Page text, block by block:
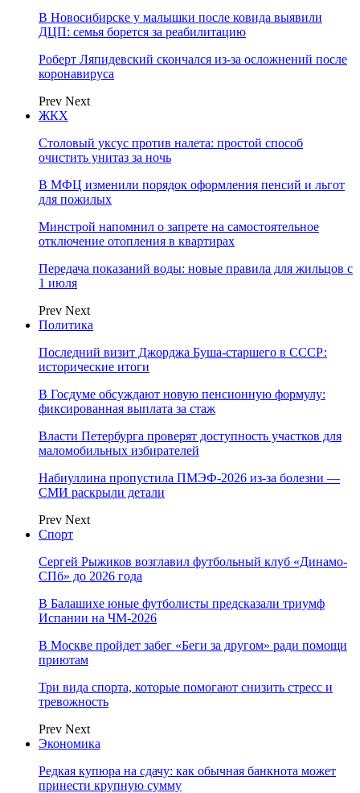
В Новосибирске у малышки после ковида выявили
ДЦП: семья борется за реабилитацию
Роберт Ляпидевский скончался из-за осложнений после
коронавируса
Prev Next
ЖКХ
Столовый уксус против налета: простой способ
очистить унитаз за ночь
В МФЦ изменили порядок оформления пенсий и льгот
для пожилых
Минстрой напомнил о запрете на самостоятельное
отключение отопления в квартирах
Передача показаний воды: новые правила для жильцов с
1 июля
Prev Next
Политика
Последний визит Джорджа Буша-старшего в СССР:
исторические итоги
В Госдуме обсуждают новую пенсионную формулу:
фиксированная выплата за стаж
Власти Петербурга проверят доступность участков для
маломобильных избирателей
Набиуллина пропустила ПМЭФ-2026 из-за болезни —
СМИ раскрыли детали
Prev Next
Спорт
Сергей Рыжиков возглавил футбольный клуб «Динамо-
СПб» до 2026 года
В Балашихе юные футболисты предсказали триумф
Испании на ЧМ-2026
В Москве пройдет забег «Беги за другом» ради помощи
приютам
Три вида спорта, которые помогают снизить стресс и
тревожность
Prev Next
Экономика
Редкая купюра на сдачу: как обычная банкнота может
принести крупную сумму